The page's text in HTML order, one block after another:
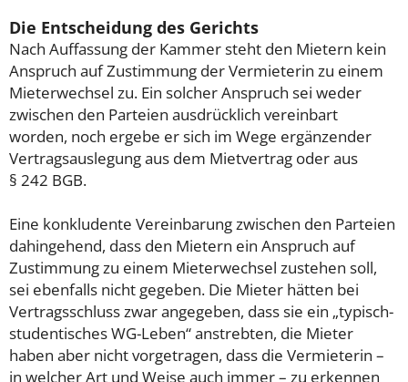
Die Entscheidung des Gerichts
Nach Auffassung der Kammer steht den Mietern kein
Anspruch auf Zustimmung der Vermieterin zu einem
Mieterwechsel zu. Ein solcher Anspruch sei weder
zwischen den Parteien ausdrücklich vereinbart
worden, noch ergebe er sich im Wege ergänzender
Vertragsauslegung aus dem Mietvertrag oder aus
§ 242 BGB.
Eine konkludente Vereinbarung zwischen den Parteien
dahingehend, dass den Mietern ein Anspruch auf
Zustimmung zu einem Mieterwechsel zustehen soll,
sei ebenfalls nicht gegeben. Die Mieter hätten bei
Vertragsschluss zwar angegeben, dass sie ein „typisch-
studentisches WG-Leben“ anstrebten, die Mieter
haben aber nicht vorgetragen, dass die Vermieterin –
in welcher Art und Weise auch immer – zu erkennen